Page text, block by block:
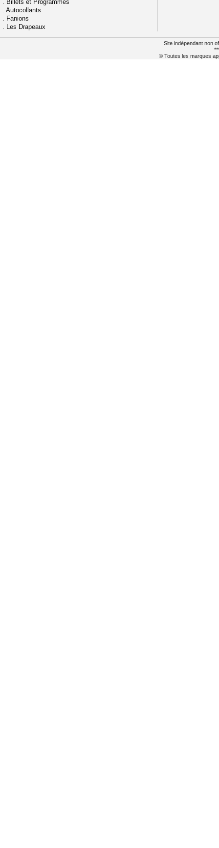
. Billets et Programmes
. Autocollants
. Fanions
. Les Drapeaux
Site indépendant non
© Toutes les marques